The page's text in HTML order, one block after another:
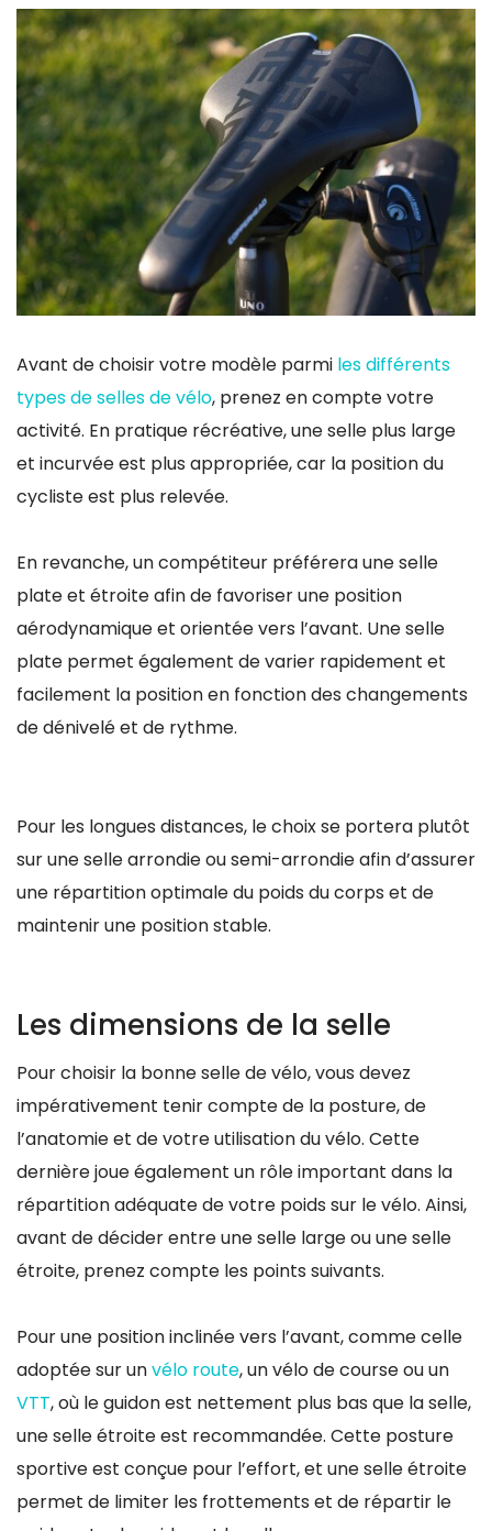
Avant de choisir votre modèle parmi les différents
types de selles de vélo, prenez en compte votre
activité. En pratique récréative, une selle plus large
et incurvée est plus appropriée, car la position du
cycliste est plus relevée.
En revanche, un compétiteur préférera une selle
plate et étroite afin de favoriser une position
aérodynamique et orientée vers l’avant. Une selle
plate permet également de varier rapidement et
facilement la position en fonction des changements
de dénivelé et de rythme.
Pour les longues distances, le choix se portera plutôt
sur une selle arrondie ou semi-arrondie afin d’assurer
une répartition optimale du poids du corps et de
maintenir une position stable.
Les dimensions de la selle
Pour choisir la bonne selle de vélo, vous devez
impérativement tenir compte de la posture, de
l’anatomie et de votre utilisation du vélo. Cette
dernière joue également un rôle important dans la
répartition adéquate de votre poids sur le vélo. Ainsi,
avant de décider entre une selle large ou une selle
étroite, prenez compte les points suivants.
Pour une position inclinée vers l’avant, comme celle
adoptée sur unvélo route, un vélo de course ou un
VTT, où le guidon est nettement plus bas que la selle,
une selle étroite est recommandée. Cette posture
sportive est conçue pour l’effort, et une selle étroite
permet de limiter les frottements et de répartir le